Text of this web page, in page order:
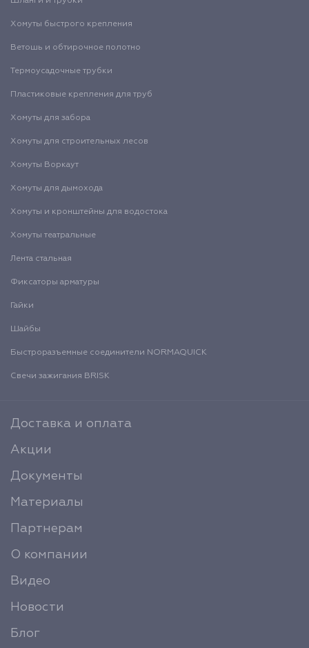
Хомуты быстрого крепления
Ветошь и обтирочное полотно
Термоусадочные трубки
Пластиковые крепления для труб
Хомуты для забора
Хомуты для строительных лесов
Хомуты Воркаут
Хомуты для дымохода
Хомуты и кронштейны для водостока
Хомуты театральные
Лента стальная
Фиксаторы арматуры
Гайки
Шайбы
Быстроразъемные соединители NORMAQUICK
Свечи зажигания BRISK
Доставка и оплата
Акции
Документы
Материалы
Партнерам
О компании
Видео
Новости
Блог